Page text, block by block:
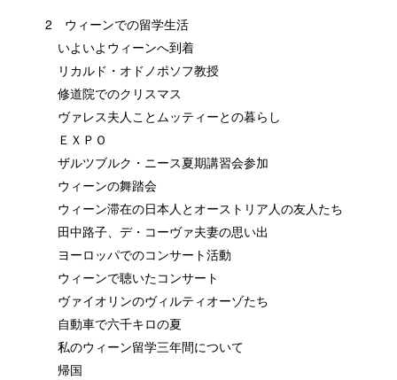
2 ウィーンでの留学生活
いよいよウィーンへ到着
リカルド・オドノポソフ教授
修道院でのクリスマス
ヴァレス夫人ことムッティーとの暮らし
ＥＸＰＯ
ザルツブルク・ニース夏期講習会参加
ウィーンの舞踏会
ウィーン滞在の日本人とオーストリア人の友人たち
田中路子、デ・コーヴァ夫妻の思い出
ヨーロッパでのコンサート活動
ウィーンで聴いたコンサート
ヴァイオリンのヴィルティオーゾたち
自動車で六千キロの夏
私のウィーン留学三年間について
帰国